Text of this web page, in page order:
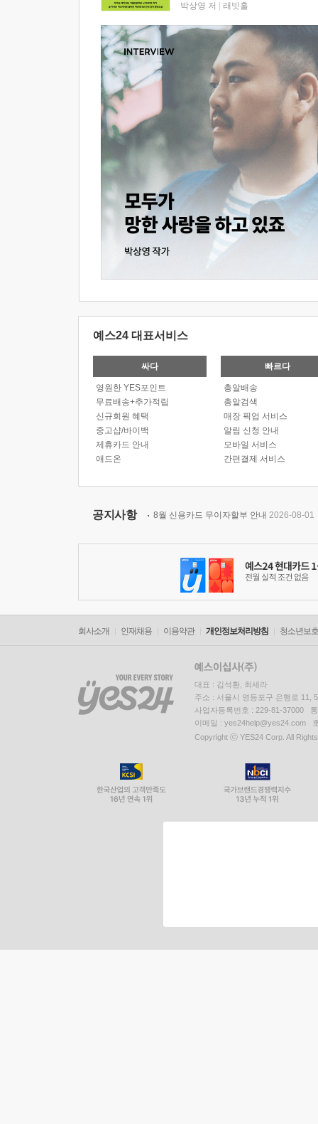
박상영 저 래빗홀
예스24 대표서비스
싸다
영원한 YES포인트
무료배송+추가적립
신규회원 혜택
중고샵/바이백
제휴카드 안내
애드온
빠르다
총알배송
총알검색
매장 픽업 서비스
알림 신청 안내
모바일 서비스
간편결제 서비스
공지사항 8월 신용카드 무이자할부 안내 2026-08-01
회사소개 인재채용 이용약관 개인정보처리방침 청소년보
대표 : 김석환, 최세라
주소 : 서울시 영등포구 은행로 11,
사업자등록번호 : 229-81-37000
이메일 : yes24help@yes24.com
Copyright ⓒ YES24 Corp. All